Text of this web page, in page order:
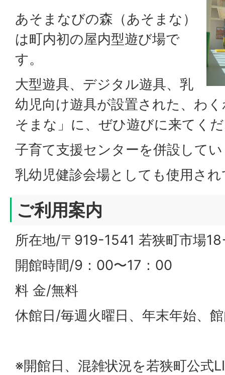
あそまなびの森（あそまな）
は町内初の屋内型遊び場で
す。
大型遊具、デジタル遊具、乳
幼児向け遊具が設置された、わ
そまな」に、ぜひ遊びに来てく
子育て支援センターを併設して
乳幼児健診会場としても使用さ
ご利用案内
所在地/〒919-1541 若狭町市場
開館時間/9：00〜17：00
料 金/無料
休館日/毎週火曜日、年末年始、
※開館日、混雑状況を若狭町公式